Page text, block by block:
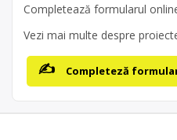
Completează formularul
Vezi mai multe despre
Completeză